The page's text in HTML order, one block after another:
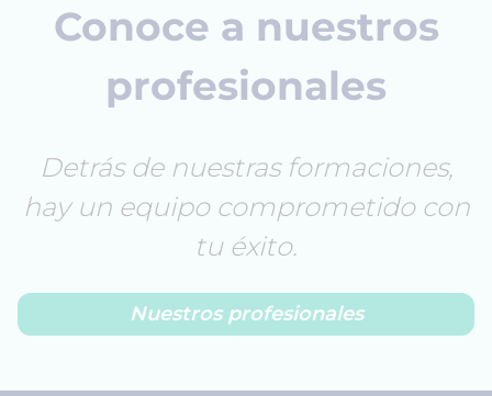
Conoce a nuestros
profesionales
Detrás de nuestras formaciones,
hay un equipo comprometido con
tu éxito.
Nuestros profesionales